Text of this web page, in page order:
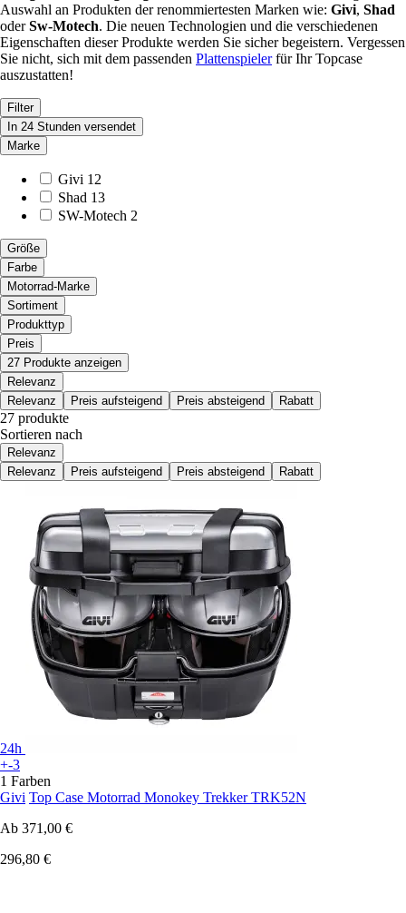
Auswahl an Produkten der renommiertesten Marken wie: Givi, Shad
oderSw-Motech. Die neuen Technologien und die verschiedenen
Eigenschaften dieser Produkte werden Sie sicher begeistern. Vergessen
Sie nicht, sich mit dem passenden Plattenspielerfür Ihr Topcase
auszustatten!
Filter
In 24 Stunden versendet
Marke
Givi 12
Shad 13
SW-Motech 2
Größe
Farbe
Motorrad-Marke
Sortiment
Produkttyp
Preis
27 Produkte anzeigen
Relevanz
Relevanz
Preis aufsteigend Preis absteigend Rabatt
27 produkte
Sortieren nach
Relevanz
Relevanz
Preis aufsteigend Preis absteigend Rabatt
24h
+-3
1 Farben
Givi Top Case Motorrad Monokey Trekker TRK52N
Ab 371,00 €
296,80 €